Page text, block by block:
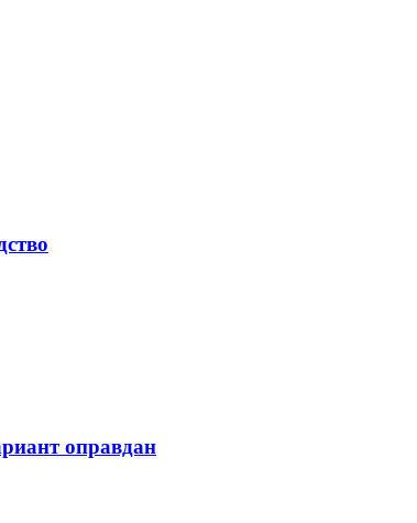
оправдан